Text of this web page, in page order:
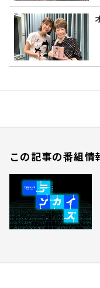
この記事の番組情